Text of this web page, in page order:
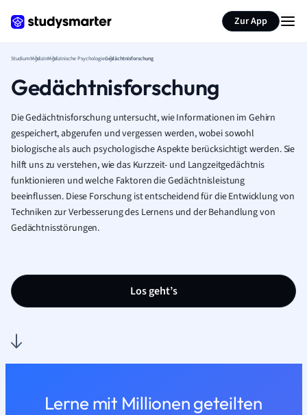
Zur App
StudiumMedizinMedizinische PsychologieGedächtnisforschung
Gedächtnisforschung
Die Gedächtnisforschung untersucht, wie Informationen im Gehirn
gespeichert, abgerufen und vergessen werden, wobei sowohl
biologische als auch psychologische Aspekte berücksichtigt werden. Sie
hilft uns zu verstehen, wie das Kurzzeit- und Langzeitgedächtnis
funktionieren und welche Faktoren die Gedächtnisleistung
beeinflussen. Diese Forschung ist entscheidend für die Entwicklung von
Techniken zur Verbesserung des Lernens und der Behandlung von
Gedächtnisstörungen.
Los geht’s
Lerne mit Millionen geteilten